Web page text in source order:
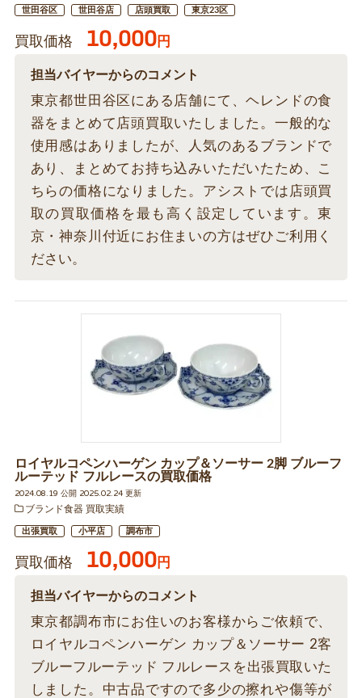
世田谷区 世田谷店 店頭買取 東京23区
買取価格 10,000円
担当バイヤーからのコメント
東京都世田谷区にある店舗にて、ヘレンドの食
器をまとめて店頭買取いたしました。一般的な
使用感はありましたが、人気のあるブランドで
あり、まとめてお持ち込みいただいたため、こ
ちらの価格になりました。アシストでは店頭買
取の買取価格を最も高く設定しています。東
京・神奈川付近にお住まいの方はぜひご利用く
ださい。
ロイヤルコペンハーゲン カップ＆ソーサー 2脚 ブルーフ
ルーテッド フルレースの買取価格
2024.08.19 公開 2025.02.24 更新
ブランド食器 買取実績
出張買取 小平店 調布市
買取価格 10,000円
担当バイヤーからのコメント
東京都調布市にお住いのお客様からご依頼で、
ロイヤルコペンハーゲン カップ＆ソーサー 2客
ブルーフルーテッド フルレースを出張買取いた
しました。中古品ですので多少の擦れや傷等が